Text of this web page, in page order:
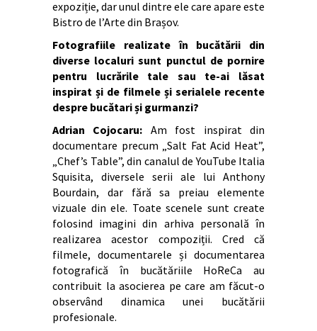
expoziție, dar unul dintre ele care apare este
Bistro de l’Arte din Brașov.
Fotografiile realizate în bucătării din
diverse localuri sunt punctul de pornire
pentru lucrările tale sau te-ai lăsat
inspirat și de filmele și serialele recente
despre bucătari și gurmanzi?
Adrian Cojocaru: Am fost inspirat din
documentare precum „Salt Fat Acid Heat”,
„Chef’s Table”, din canalul de YouTube Italia
Squisita, diversele serii ale lui Anthony
Bourdain, dar fără sa preiau elemente
vizuale din ele. Toate scenele sunt create
folosind imagini din arhiva personală în
realizarea acestor compoziții. Cred că
filmele, documentarele și documentarea
fotografică în bucătăriile HoReCa au
contribuit la asocierea pe care am făcut-o
observând dinamica unei bucătării
profesionale.